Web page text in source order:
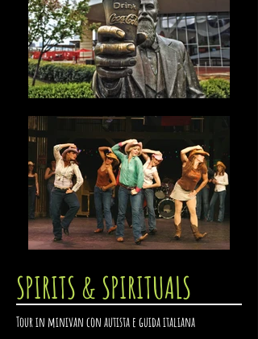
SPIRITS & SPIRITUALS
Tour in minivan con autista e guida italiana